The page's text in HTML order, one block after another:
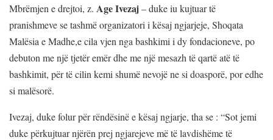
Mbrëmjen e drejtoi, z. Age Ivezaj– duke iu kujtuar të
pranishmeve se tashmë organizatori i kësaj ngjarjeje, Shoqata
Malësia e Madhe,e cila vjen nga bashkimi i dy fondacioneve, po
debuton me një tjetër emër dhe me një mesazh të qartë atë të
bashkimit, për të cilin kemi shumë nevojë ne si doasporë, por edhe
si malësorë.
Ivezaj, duke folur për rëndësinë e kësaj ngjarje, tha se : “Sot jemi
duke përkujtuar njërën prej ngjarejeve më të lavdishëme të